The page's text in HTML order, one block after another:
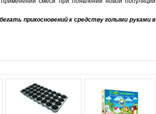
прикосновений к средству голыми руками в